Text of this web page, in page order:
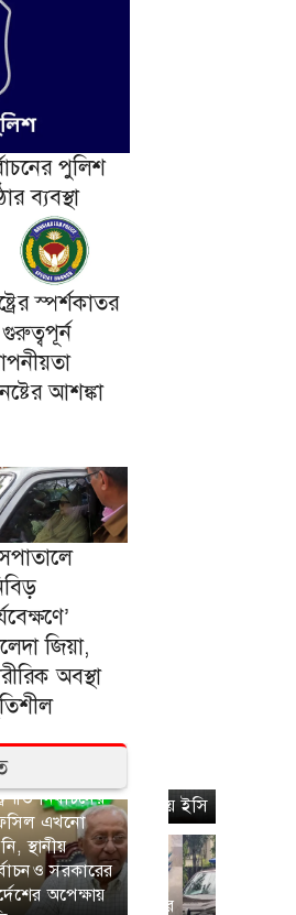
পুলিশ
ব্যবস্থা
স্পর্শকাতর
আশঙ্কা
জিয়া,
অবস্থা
নির্বাচনের
এখনো
স্থানীয়
সরকারের
অপেক্ষায়